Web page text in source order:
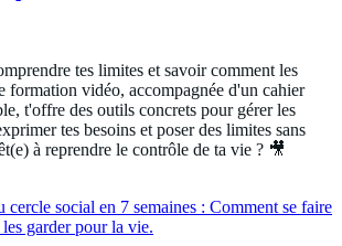
tes limites et savoir comment les
formation vidéo, accompagnée d'un cahier
t'offre des outils concrets pour gérer les
tes besoins et poser des limites sans
à reprendre le contrôle de ta vie ? 🎥